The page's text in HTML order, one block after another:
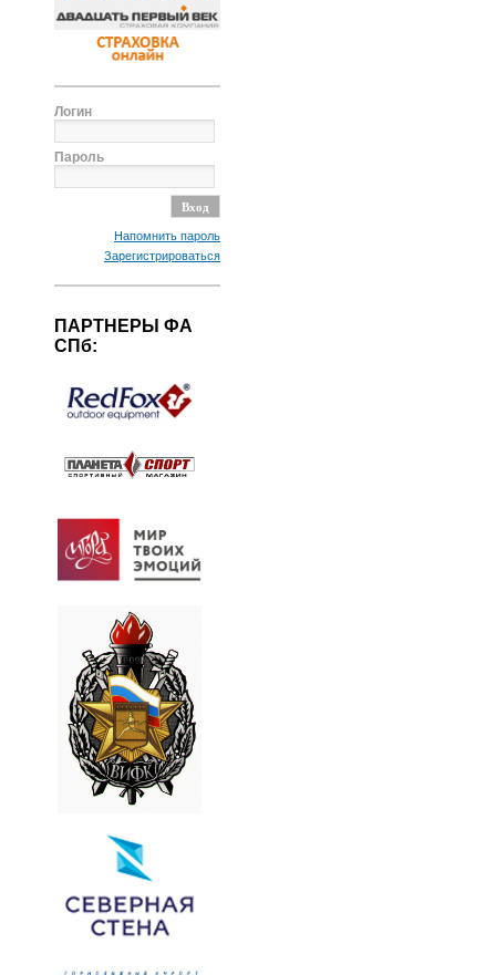
Логин
Пароль
Напомнить пароль
Зарегистрироваться
ПАРТНЕРЫ ФА
СПб: